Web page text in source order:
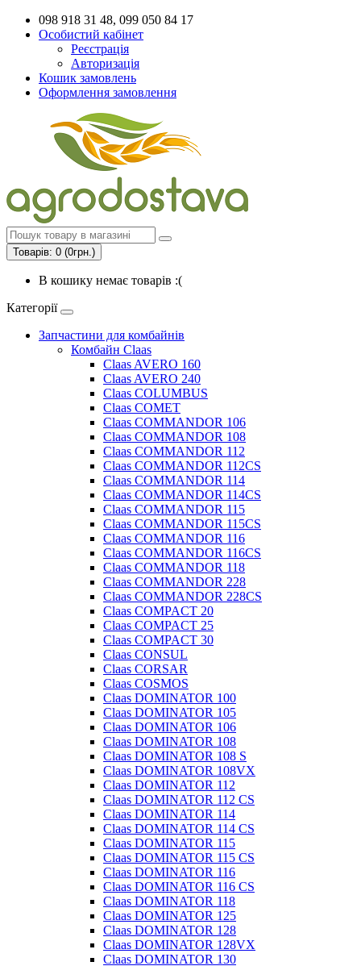
098 918 31 48, 099 050 84 17
Особистий кабінет
Реєстрація
Авторизація
Кошик замовлень
Оформлення замовлення
Товарів: 0 (0грн.)
В кошику немає товарів :(
Категорії
Запчастини для комбайнів
Комбайн Claas
Claas AVERO 160
Claas AVERO 240
Claas COLUMBUS
Claas COMET
Claas COMMANDOR 106
Claas COMMANDOR 108
Claas COMMANDOR 112
Claas COMMANDOR 112CS
Claas COMMANDOR 114
Claas COMMANDOR 114CS
Claas COMMANDOR 115
Claas COMMANDOR 115CS
Claas COMMANDOR 116
Claas COMMANDOR 116CS
Claas COMMANDOR 118
Claas COMMANDOR 228
Claas COMMANDOR 228CS
Claas COMPACT 20
Claas COMPACT 25
Claas COMPACT 30
Claas CONSUL
Claas CORSAR
Claas COSMOS
Claas DOMINATOR 100
Claas DOMINATOR 105
Claas DOMINATOR 106
Claas DOMINATOR 108
Claas DOMINATOR 108 S
Claas DOMINATOR 108VX
Claas DOMINATOR 112
Claas DOMINATOR 112 CS
Claas DOMINATOR 114
Claas DOMINATOR 114 CS
Claas DOMINATOR 115
Claas DOMINATOR 115 CS
Claas DOMINATOR 116
Claas DOMINATOR 116 CS
Claas DOMINATOR 118
Claas DOMINATOR 125
Claas DOMINATOR 128
Claas DOMINATOR 128VX
Claas DOMINATOR 130